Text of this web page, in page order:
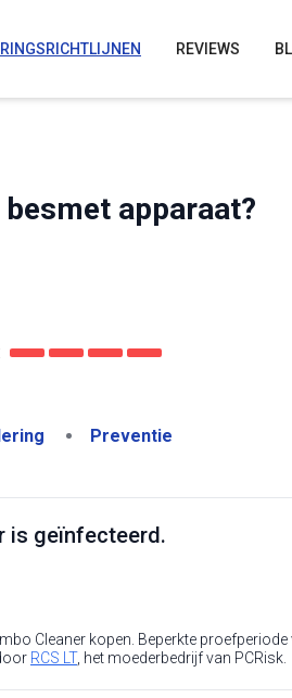
REVIEWS
apparaat?
Preventie
is geïnfecteerd.
Cleaner kopen. Beperkte proefperiode
RCS LT, het moederbedrijf van PCRisk.